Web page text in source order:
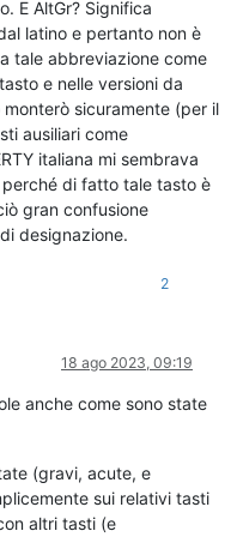
E AltGr? Significa
latino e pertanto non è
tale abbreviazione come
e nelle versioni da
monterò sicuramente (per il
ausiliari come
italiana mi sembrava
di fatto tale tasto è
gran confusione
designazione.
2
18 ago 2023, 09:19
anche come sono state
(gravi, acute, e
sui relativi tasti
altri tasti (e